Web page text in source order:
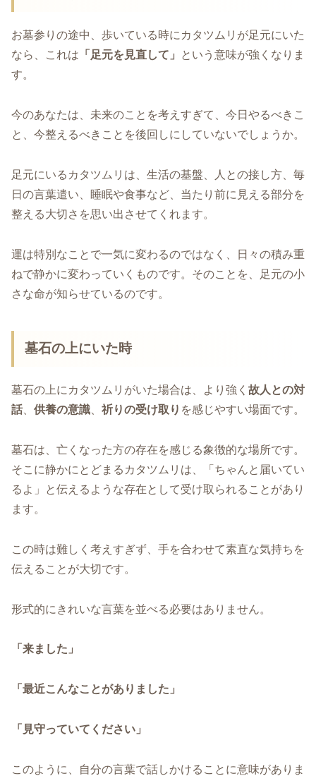
お墓参りの途中、歩いている時にカタツムリが足元にいた
なら、これは 「足元を見直して」
という意味が強くなりま
す。
今のあなたは、未来のことを考えすぎて、今日やるべきこ
と、今整えるべきことを後回しにしていないでしょうか。
足元にいるカタツムリは、生活の基盤、人との接し方、毎
日の言葉遣い、睡眠や食事など、当たり前に見える部分を
整える大切さを思い出させてくれます。
運は特別なことで一気に変わるのではなく、日々の積み重
ねで静かに変わっていくものです。そのことを、足元の小
さな命が知らせているのです。
墓石の上にいた時
墓石の上にカタツムリがいた場合は、より強く 故人との対
話、 供養の意識 祈りの受け取り を感じやすい場面です。
墓石は、亡くなった方の存在を感じる象徴的な場所です。
そこに静かにとどまるカタツムリは、「ちゃんと届いてい
るよ」と伝えるような存在として受け取られることがあり
ます。
この時は難しく考えすぎず、手を合わせて素直な気持ちを
伝えることが大切です。
形式的にきれいな言葉を並べる必要はありません。
「来ました」
「最近こんなことがありました」
「見守っていてください」
このように、自分の言葉で話しかけることに意味がありま